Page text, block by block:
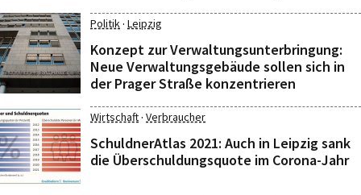
Politik· Leipzig
Konzept zur Verwaltungsunterbringung:
Neue Verwaltungsgebäude sollen sich in
der Prager Straße konzentrieren
Wirtschaft· Verbraucher
SchuldnerAtlas 2021: Auch in Leipzig sank
die Überschuldungsquote im Corona-Jahr